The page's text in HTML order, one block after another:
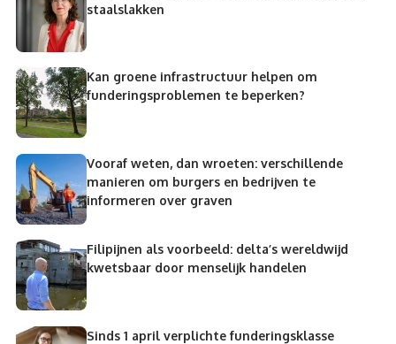
staalslakken
Kan groene infrastructuur helpen om
funderingsproblemen te beperken?
Vooraf weten, dan wroeten: verschillende
manieren om burgers en bedrijven te
informeren over graven
Filipijnen als voorbeeld: delta’s wereldwijd
kwetsbaar door menselijk handelen
Sinds 1 april verplichte funderingsklasse